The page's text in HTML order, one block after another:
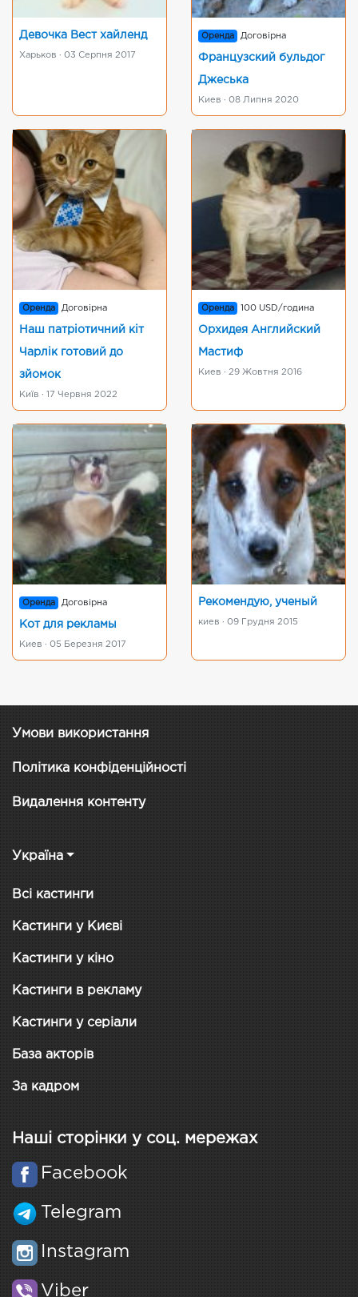
Девочка Вест хайленд
Харьков · 03 Серпня 2017
Оренда Договірна
Французский бульдог
Джеська
Киев · 08 Липня 2020
Оренда Договірна
Наш патріотичний кіт
Чарлік готовий до
зйомок
Київ · 17 Червня 2022
Оренда 100 USD/година
Орхидея Английский
Мастиф
Киев · 29 Жовтня 2016
Оренда Договірна
Кот для рекламы
Киев · 05 Березня 2017
Рекомендую, ученый
киев · 09 Грудня 2015
Умови використання
Політика конфіденційності
Видалення контенту
Україна
Всі кастинги
Кастинги у Києві
Кастинги у кіно
Кастинги в рекламу
Кастинги у серіали
База акторів
За кадром
Наші сторінки у соц. мережах
Facebook
Telegram
Instagram
Viber